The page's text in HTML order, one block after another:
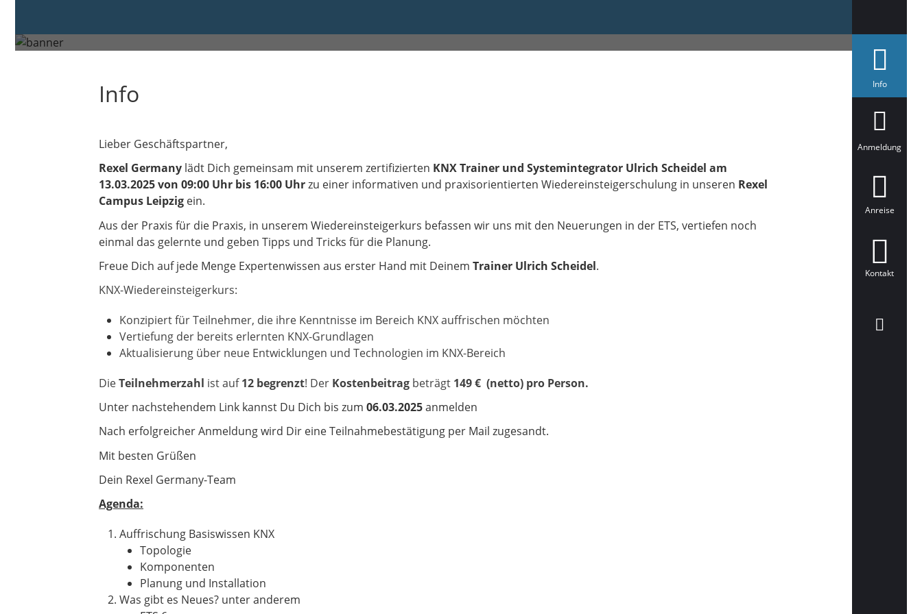
Infoa
ä
t
Anmeldung
Anreise
Kontakt
Info
Lieber Geschäftspartner,
Rexel Germany lädt Dich gemeinsam mit unserem zertifizierten KNX Trainer und Systemintegrator Ulrich Scheidel am
13.03.2025 von 09:00 Uhr bis 16:00 Uhrzu einer informativen und praxisorientierten Wiedereinsteigerschulung in unseren Rexel
Campus Leipzig ein.
Aus der Praxis für die Praxis, in unserem Wiedereinsteigerkurs befassen wir uns mit den Neuerungen in der ETS, vertiefen noch
einmal das gelernte und geben Tipps und Tricks für die Planung.
Freue Dich auf jede Menge Expertenwissen aus erster Hand mit Deinem Trainer Ulrich Scheidel.
KNX-Wiedereinsteigerkurs:
Konzipiert für Teilnehmer, die ihre Kenntnisse im Bereich KNX auffrischen möchten
Vertiefung der bereits erlernten KNX-Grundlagen
Aktualisierung über neue Entwicklungen und Technologien im KNX-Bereich
DieTeilnehmerzahl ist auf12 begrenzt! Der Kostenbeitrag beträgt 149 € (netto) pro Person.
Unter nachstehendem Link kannst Du Dich bis zum 06.03.2025anmelden
Nach erfolgreicher Anmeldung wird Dir eine Teilnahmebestätigung per Mail zugesandt.
Mit besten Grüßen
Dein Rexel Germany-Team
Agenda:
Auffrischung Basiswissen KNX
Topologie
Komponenten
Planung und Installation
Was gibt es Neues? unter anderem